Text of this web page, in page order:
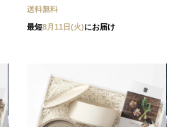
送料無料
最短8月11日(火)にお届け